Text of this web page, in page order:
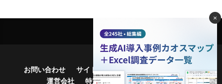
お問い合わせ サイトマップ
プライバシーポリシー
運営会社
特定商品取引法に基づく表記
×